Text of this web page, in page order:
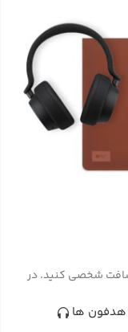
شخصی کنید. در
هدفون ها